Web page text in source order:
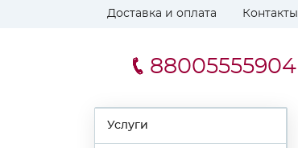
Доставка и оплата Контакты
88005555904
Услуги